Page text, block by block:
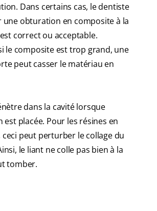
Dans certains cas, le dentiste
une obturation en composite à la
correct ou acceptable.
le composite est trop grand, une
peut casser le matériau en
dans la cavité lorsque
est placée. Pour les résines en
peut perturber le collage du
le liant ne colle pas bien à la
tomber.